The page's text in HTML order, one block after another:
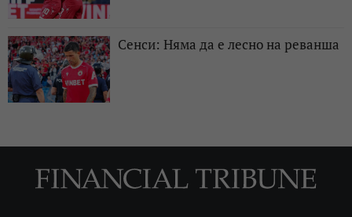
Сенси: Няма да е лесно на реванша